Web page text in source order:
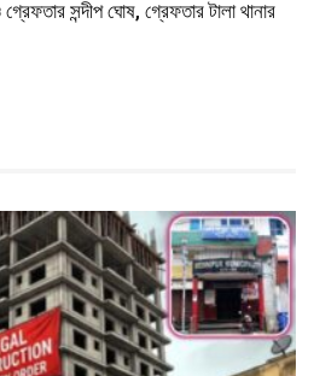
সন্দীপ ঘোষ, গ্রেফতার টালা থানার